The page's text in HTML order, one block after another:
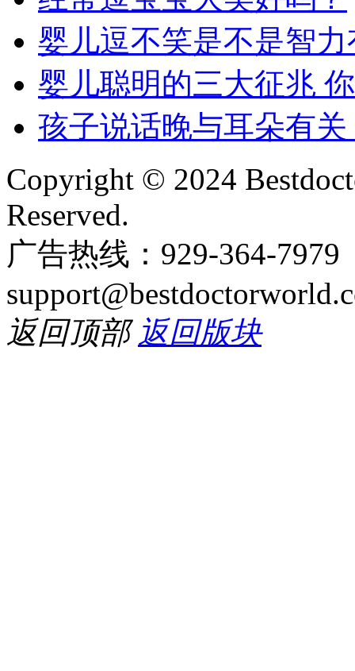
婴儿逗不笑是不是智
婴儿聪明的三大征兆
孩子说话晚与耳朵有
Copyright © 2024
Reserved.
广告热线：929-364-
返回顶部 返回版块